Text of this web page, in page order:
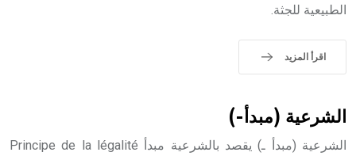
الملوك الذين حكموا مدينة إديسا (الرها) من أبجر الأول وحتى
sign تكتب منفصلة غير متصلة، وتعتمد المبدأ الأكوروفوني،
حيث تقتصر القيمة الصوتية للعلامة الك
الطبيعية للجثة.
اقرأ المزيد
الشرعية (مبدأ-)
الشرعية (مبدأ ـ) يقصد بالشرعية مبدأ Principe de la légalité